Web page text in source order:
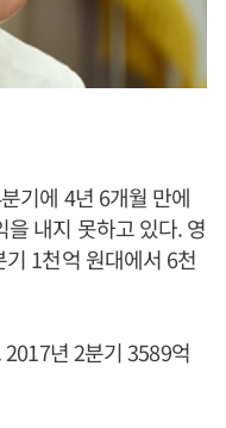
기에 4년 6개월 만에
내지 못하고 있다. 영
1천억 원대에서 6천
년 2분기 3589억